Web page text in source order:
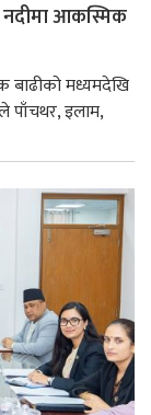
नदीमा आकस्मिक
बाढीको मध्यमदेखि
पाँचथर, इलाम,